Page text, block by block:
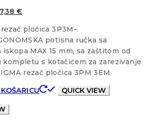
€
pločica 3P3M-
potisna ručka sa
MAX 15 mm, sa zaštitom od
kompletu s kotačićem za zarezivanje
rezač pločica 3PM 3EM
QUICK VIEW